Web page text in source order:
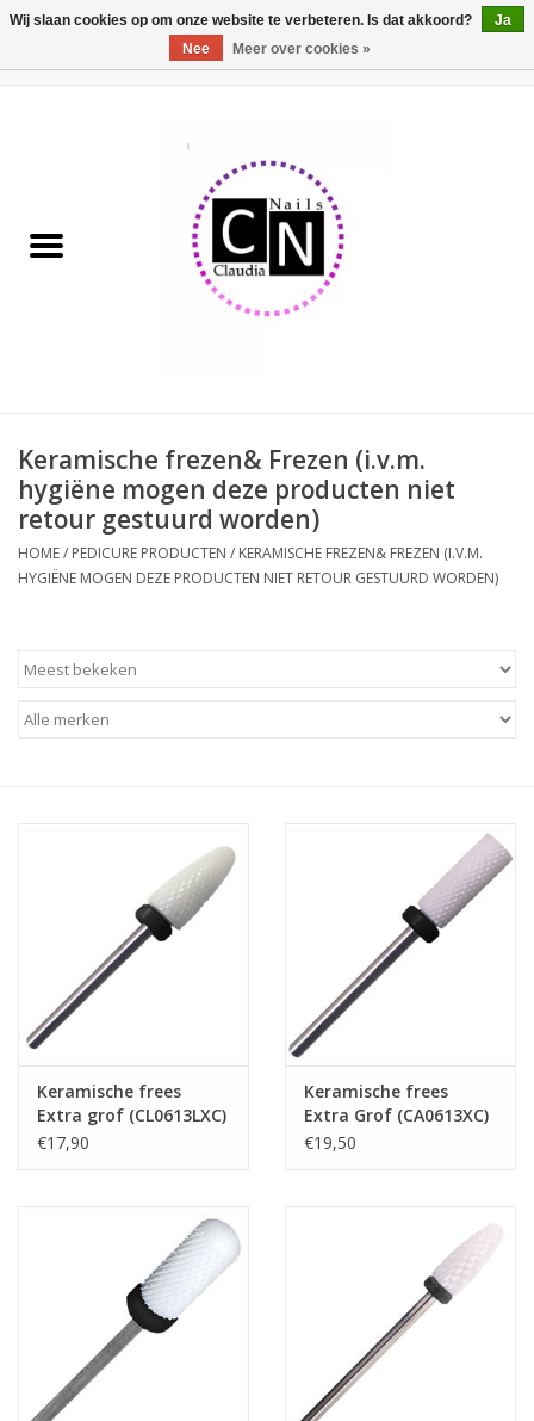
Pedicure producten
Acrylpoeder
Aluminium koffer/Trolley
Apparatuur
Gellak
NIEUW! MBS Producten
Beauty Producten
Nail art pigment pennen
Nagelstyliste Cursus!
Biab gel/Build It gel
Glitters ombre Spray
Nail Mist
Keramische frezen& Frezen (i.v.m.
hygiëne mogen deze producten niet
retour gestuurd worden)
HOME/ PEDICURE PRODUCTEN / KERAMISCHE FREZEN& FREZEN (I.V.M.
HYGIËNE MOGEN DEZE PRODUCTEN NIET RETOUR GESTUURD WORDEN)
Keramische frees
Extra grof (CL0613LXC)
€17,90
Keramische frees
Extra Grof (CA0613XC)
€19,50
Wij slaan cookies op om onze website te verbeteren. Is dat akkoord?
Ja
Nee
Meer over cookies »